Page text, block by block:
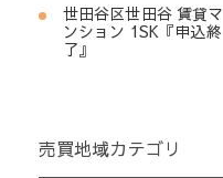
世田谷区世田谷 賃貸マ
ンション 1SK『申込終
了』
売買地域カテゴリ